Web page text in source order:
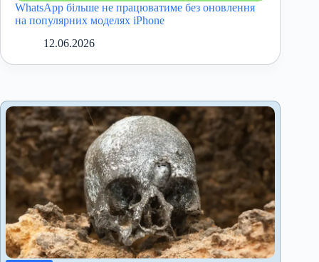
WhatsApp більше не працюватиме без оновлення
на популярних моделях iPhone
12.06.2026